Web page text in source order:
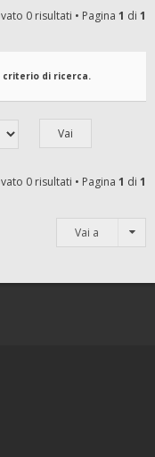
0 risultati • Pagina 1 di 1
criterio di ricerca.
0 risultati • Pagina 1 di 1
Vai a